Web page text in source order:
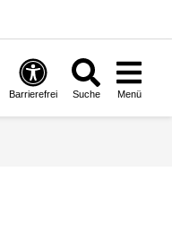
Barrierefrei Suche Menü